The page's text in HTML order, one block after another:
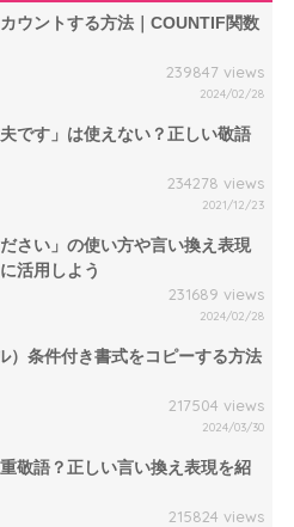
ウントする方法｜COUNTIF関数
239847 views
2024/02/28
です」は使えない？正しい敬語
234278 views
2021/12/23
さい」の使い方や言い換え表現
活用しよう
231689 views
2024/02/28
）条件付き書式をコピーする方法
217504 views
2024/03/30
敬語？正しい言い換え表現を紹
215824 views